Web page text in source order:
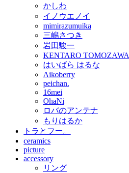
かしわ
イノウエノイ
mimirazumuika
三嶋さつき
岩田駿一
KENTARO TOMOZAWA
はいばら はるな
Aikoberry
peichan.
16mei
OhaNi
ロバのアンテナ
もりはるか
トラとフー。
ceramics
picture
accessory
リング